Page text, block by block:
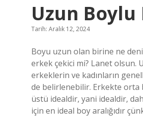
Uzun
Tarih: Aralık 12, 2024
Boyu uzun olan birine ne
erkek çekici mi? Lanet olsun.
erkeklerin ve kadınların
de belirlenebilir. Erkekte orta
üstü idealdir, yani idealdir,
için en ideal boy aralığıdır